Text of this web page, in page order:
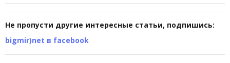
Не пропусти другие интересные статьи, подпишись:
bigmir)net в facebook